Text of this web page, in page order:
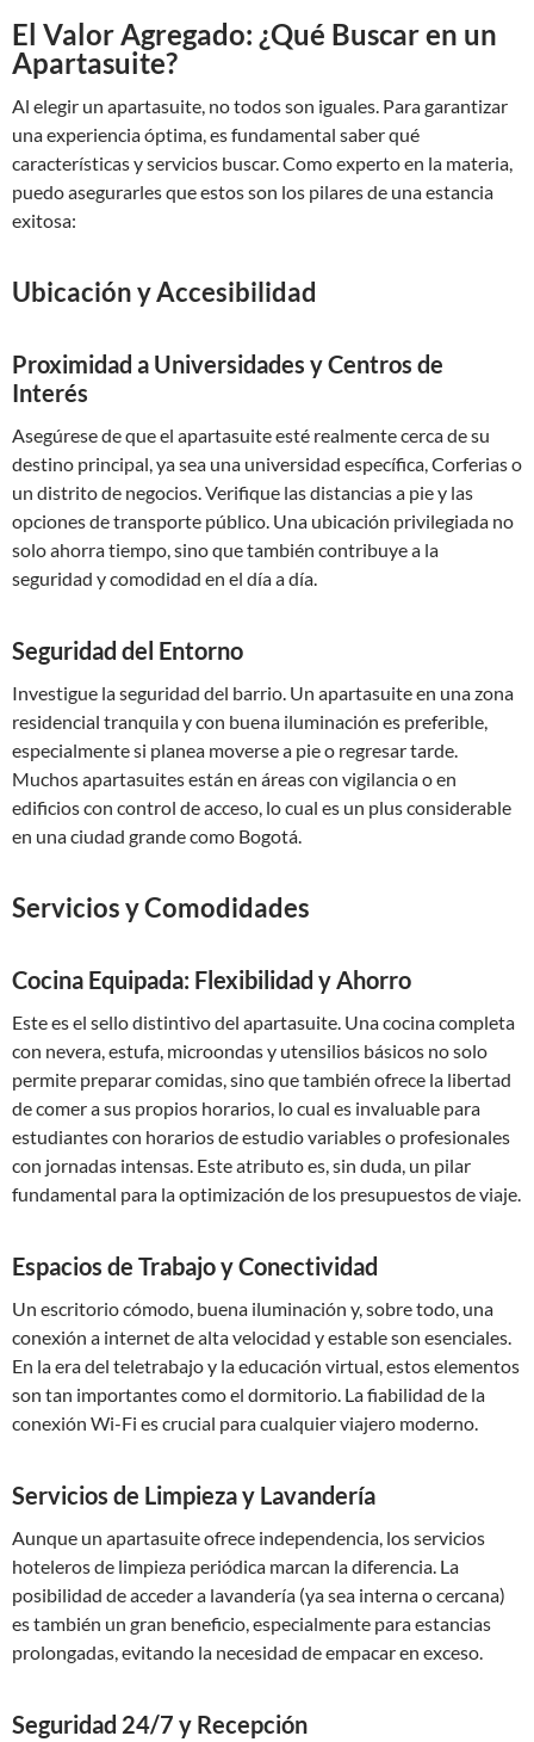
El Valor Agregado: ¿Qué Buscar en un
Apartasuite?
Al elegir un apartasuite, no todos son iguales. Para garantizar
una experiencia óptima, es fundamental saber qué
características y servicios buscar. Como experto en la materia,
puedo asegurarles que estos son los pilares de una estancia
exitosa:
Ubicación y Accesibilidad
Proximidad a Universidades y Centros de
Interés
Asegúrese de que el apartasuite esté realmente cerca de su
destino principal, ya sea una universidad específica, Corferias o
un distrito de negocios. Verifique las distancias a pie y las
opciones de transporte público. Una ubicación privilegiada no
solo ahorra tiempo, sino que también contribuye a la
seguridad y comodidad en el día a día.
Seguridad del Entorno
Investigue la seguridad del barrio. Un apartasuite en una zona
residencial tranquila y con buena iluminación es preferible,
especialmente si planea moverse a pie o regresar tarde.
Muchos apartasuites están en áreas con vigilancia o en
edificios con control de acceso, lo cual es un plus considerable
en una ciudad grande como Bogotá.
Servicios y Comodidades
Cocina Equipada: Flexibilidad y Ahorro
Este es el sello distintivo del apartasuite. Una cocina completa
con nevera, estufa, microondas y utensilios básicos no solo
permite preparar comidas, sino que también ofrece la libertad
de comer a sus propios horarios, lo cual es invaluable para
estudiantes con horarios de estudio variables o profesionales
con jornadas intensas. Este atributo es, sin duda, un pilar
fundamental para la optimización de los presupuestos de viaje.
Espacios de Trabajo y Conectividad
Un escritorio cómodo, buena iluminación y, sobre todo, una
conexión a internet de alta velocidad y estable son esenciales.
En la era del teletrabajo y la educación virtual, estos elementos
son tan importantes como el dormitorio. La fiabilidad de la
conexión Wi-Fi es crucial para cualquier viajero moderno.
Servicios de Limpieza y Lavandería
Aunque un apartasuite ofrece independencia, los servicios
hoteleros de limpieza periódica marcan la diferencia. La
posibilidad de acceder a lavandería (ya sea interna o cercana)
es también un gran beneficio, especialmente para estancias
prolongadas, evitando la necesidad de empacar en exceso.
Seguridad 24/7 y Recepción